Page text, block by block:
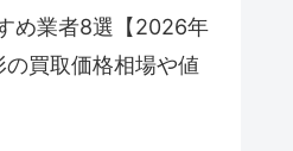
め業者8選【2026年
買取価格相場や値